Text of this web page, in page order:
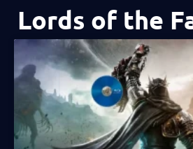
Lords of the